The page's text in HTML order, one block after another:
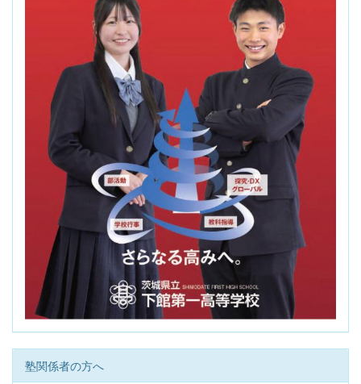
塾関係者の方へ